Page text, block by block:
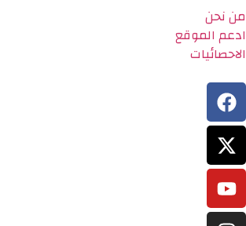
من نحن
ادعم الموقع
الاحصائيات